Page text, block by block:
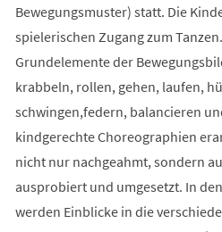
Bewegungsmuster) statt. Die
spielerischen Zugang zum
Grundelemente der
krabbeln, rollen, gehen, laufen,
schwingen,federn, balancieren
kindgerechte Choreographien
nicht nur nachgeahmt, sondern
ausprobiert und umgesetzt. In
werden Einblicke in die